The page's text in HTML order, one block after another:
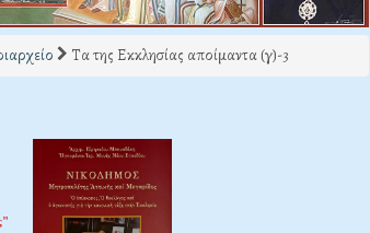
Τα της Εκκλησίας αποίμαντα (γ)-3